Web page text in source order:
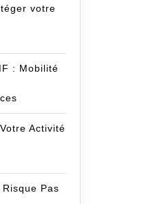
votre
: Mobilité
Activité
Pas